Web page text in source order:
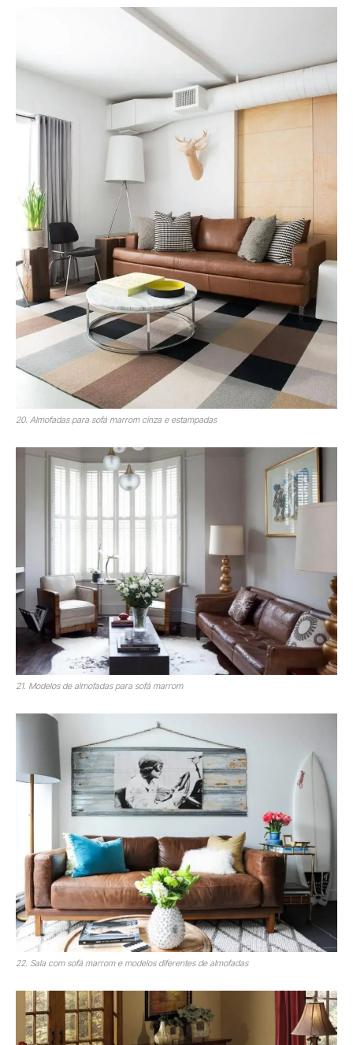
20. Almofadas para sofá marrom cinza e estampadas
21. Modelos de almofadas para sofá marrom
22. Sala com sofá marrom e modelos diferentes de almofadas